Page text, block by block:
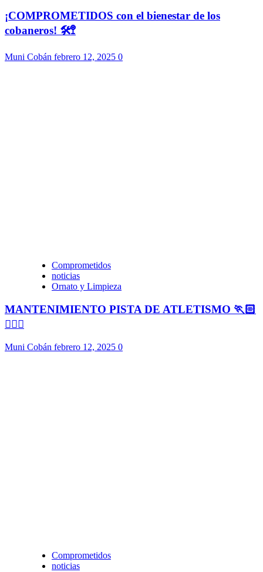
¡COMPROMETIDOS con el bienestar de los
cobaneros! 🛠️🚏
Muni Cobán febrero 12, 2025 0
Comprometidos
noticias
Ornato y Limpieza
MANTENIMIENTO PISTA DE ATLETISMO 🏃🏻
🏃🏻‍♀️
Muni Cobán febrero 12, 2025 0
Comprometidos
noticias